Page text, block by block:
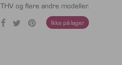
THV og flere andre modeller.
Ikke på lager